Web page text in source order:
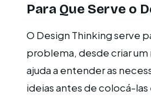
Para Que Serve o
O Design Thinking serve
problema, desde criar
ajuda a entender as
ideias antes de colocá-las